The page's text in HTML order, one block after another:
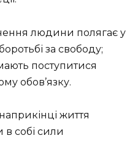
людини полягає у
за свободу;
поступитися
обов’язку.
життя
собі сили